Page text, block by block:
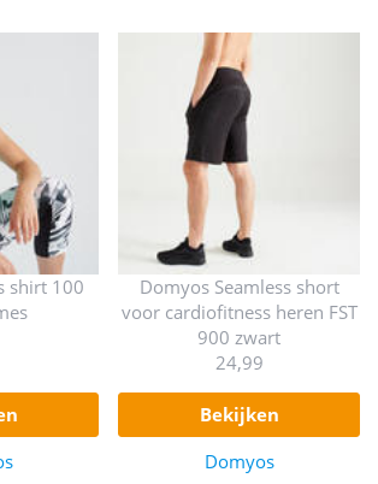
shirt 100
Domyos Seamless short
voor cardiofitness heren FST
900 zwart
24,99
bekijken
Domyos